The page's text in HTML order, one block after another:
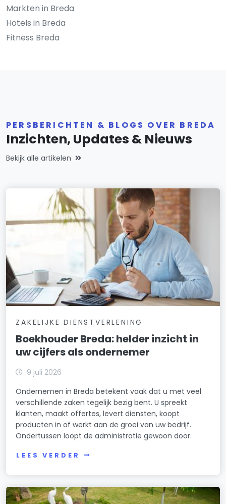
Markten in Breda
Hotels in Breda
Fitness Breda
PERSBERICHTEN & BLOGS OVER BREDA
Inzichten, Updates & Nieuws
Bekijk alle artikelen
ZAKELIJKE DIENSTVERLENING
Boekhouder Breda: helder inzicht in
uw cijfers als ondernemer
9 juli 2026
Ondernemen in Breda betekent vaak dat u met veel
verschillende zaken tegelijk bezig bent. U spreekt
klanten, maakt offertes, levert diensten, koopt
producten in of werkt aan de groei van uw bedrijf.
Ondertussen loopt de administratie gewoon door.
LEES VERDER